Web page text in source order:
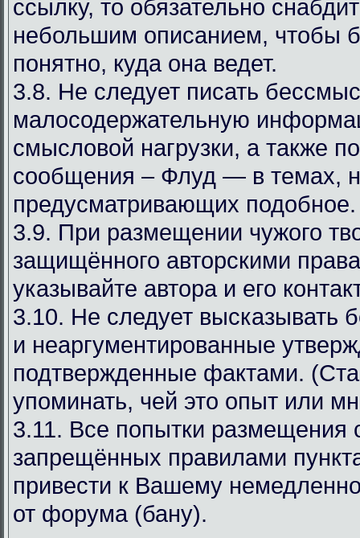
ссылку, то обязательно
небольшим описанием, чтобы
понятно, куда она ведет.
3.8. Не следует писать
малосодержательную
смысловой нагрузки, а также
сообщения – Флуд — в темах,
предусматривающих подобное.
3.9. При размещении чужого
защищённого авторскими
указывайте автора и его
3.10. Не следует высказывать
и неаргументированные
подтвержденные фактами.
упоминать, чей это опыт или
3.11. Все попытки размещения
запрещённых правилами
привести к Вашему
от форума (бану).